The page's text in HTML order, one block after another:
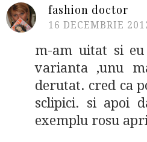
fashion doctor
16 DECEMBRIE
m-am uitat si
varianta ,unu
derutat. cred ca
sclipici. si apoi
exemplu rosu